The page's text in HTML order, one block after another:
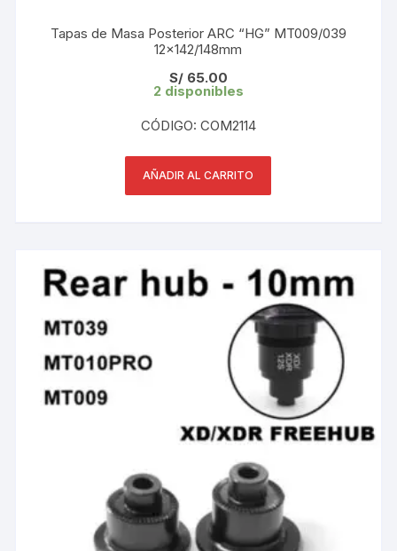
Tapas de Masa Posterior ARC “HG” MT009/039
12×142/148mm
S/65.00
2 disponibles
CÓDIGO: COM2114
AÑADIR AL CARRITO